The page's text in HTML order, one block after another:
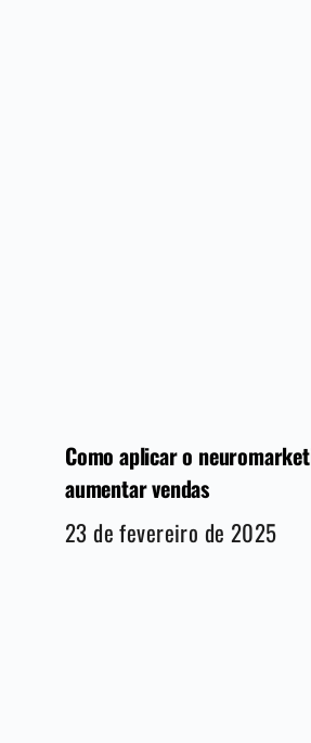
Como aplicar o
aumentar vendas
23 de fevereiro de 2025